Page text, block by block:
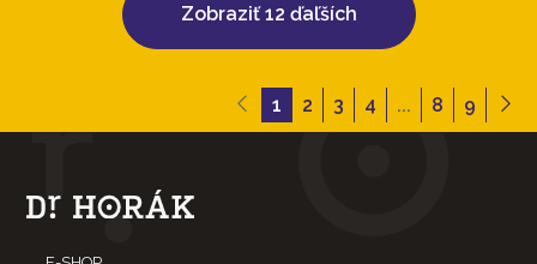
Zobraziť 12 ďaľších
1 2 3 4 ... 8 9